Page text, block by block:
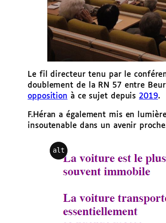
Le fil directeur tenu par le
doublement de la RN 57 entre
opposition à ce sujet depuis 2019.
F.Héran a également mis en
insoutenable dans un avenir
alt